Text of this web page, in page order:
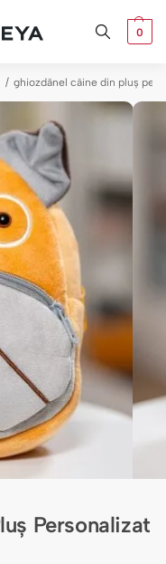
0
ghiozdănel câine din pluș
Personalizat